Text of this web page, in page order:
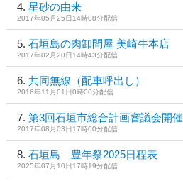
星砂の由来
2017年05月25日14時08分配信
石垣島の肉卸問屋 美崎牛本店
2017年02月20日14時43分配信
共同無線（配車呼出し）
2016年11月01日0時00分配信
第3回石垣市総合計画審議会開催
2017年08月03日17時00分配信
石垣島 豊年祭2025日程表
2025年07月10日17時19分配信